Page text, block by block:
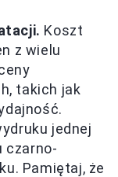
Koszt
z wielu
takich jak
jednej
czarno-
Pamiętaj, że